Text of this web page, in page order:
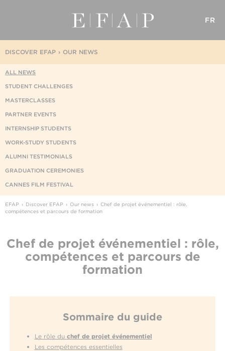
FR
OUR NEWS
DISCOVER EFAP
ALL NEWS
STUDENT CHALLENGES
MASTERCLASSES
PARTNER EVENTS
INTERNSHIP STUDENTS
WORK-STUDY STUDENTS
ALUMNI TESTIMONIALS
GRADUATION CEREMONIES
CANNES FILM FESTIVAL
EFAP Discover EFAP Our news
Chef de projet événementiel : rôle,
compétences et parcours de formation
Chef de projet événementiel : rôle,
compétences et parcours de
formation
Sommaire du guide
Le rôle du chef de projet événementiel
Les compétences essentielles